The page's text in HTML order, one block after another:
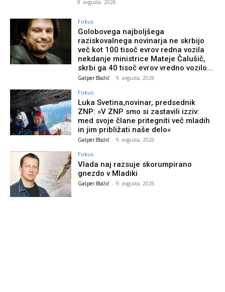
9. avgusta, 2026
Fokus
Golobovega najboljšega
raziskovalnega novinarja ne skrbijo
več kot 100 tisoč evrov redna vozila
nekdanje ministrice Mateje Čalušič,
skrbi ga 40 tisoč evrov vredno vozilo...
Gašper Blažič - 9. avgusta, 2026
Fokus
Luka Svetina,novinar, predsednik
ZNP: »V ZNP smo si zastavili izziv:
med svoje člane pritegniti več mladih
in jim približati naše delo«
Gašper Blažič - 9. avgusta, 2026
Fokus
Vlada naj razsuje skorumpirano
gnezdo v Mladiki
Gašper Blažič - 9. avgusta, 2026